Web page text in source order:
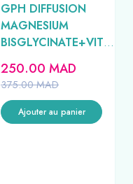
GPH DIFFUSION
MAGNESIUM
BISGLYCINATE+VITA
MINE B6 500MG 90
GELULES
375.00MAD
250.00 MAD
Ajouter au panier